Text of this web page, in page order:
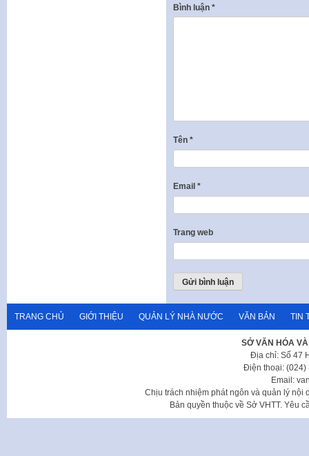
Bình luận *
Tên *
Email *
Trang web
TRANG CHỦ GIỚI THIỆU QUẢN LÝ NHÀ NƯỚC VĂN BẢN TIN
SỞ VĂN HÓA
Địa chỉ: Số 47
Điện thoại: (024)
Email:
Chịu trách nhiệm phát ngôn và quản lý nội
Bản quyền thuộc về Sở VHTT. Yêu